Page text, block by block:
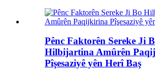
Pênc Faktorên Sereke Ji
Hilbijartina Amûrên
Pîşesaziyê yên Herî Baş